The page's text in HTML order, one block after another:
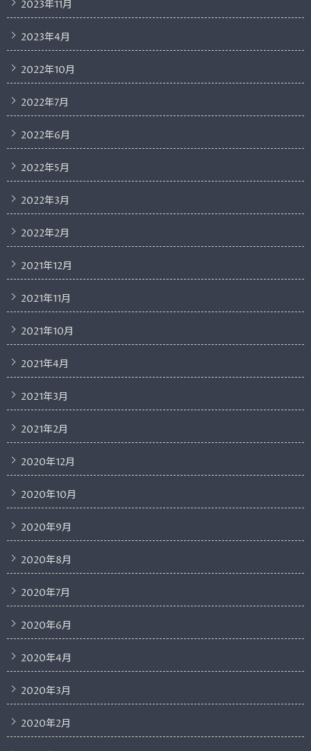
2023年11月
2023年4月
2022年10月
2022年7月
2022年6月
2022年5月
2022年3月
2022年2月
2021年12月
2021年11月
2021年10月
2021年4月
2021年3月
2021年2月
2020年12月
2020年10月
2020年9月
2020年8月
2020年7月
2020年6月
2020年4月
2020年3月
2020年2月